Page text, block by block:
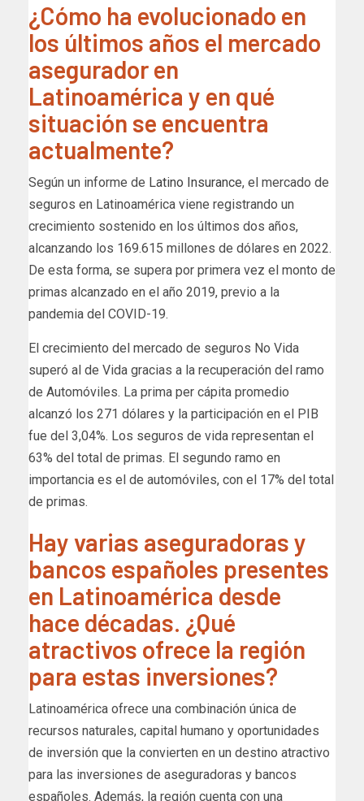
¿Cómo ha evolucionado en
los últimos años el mercado
asegurador en
Latinoamérica y en qué
situación se encuentra
actualmente?
Según un informe de Latino Insurance, el mercado de
seguros en Latinoamérica viene registrando un
crecimiento sostenido en los últimos dos años,
alcanzando los 169.615 millones de dólares en 2022.
De esta forma, se supera por primera vez el monto de
primas alcanzado en el año 2019, previo a la
pandemia del COVID-19.
El crecimiento del mercado de seguros No Vida
superó al de Vida gracias a la recuperación del ramo
de Automóviles. La prima per cápita promedio
alcanzó los 271 dólares y la participación en el PIB
fue del 3,04%. Los seguros de vida representan el
63% del total de primas. El segundo ramo en
importancia es el de automóviles, con el 17% del total
de primas.
Hay varias aseguradoras y
bancos españoles presentes
en Latinoamérica desde
hace décadas. ¿Qué
atractivos ofrece la región
para estas inversiones?
Latinoamérica ofrece una combinación única de
recursos naturales, capital humano y oportunidades
de inversión que la convierten en un destino atractivo
para las inversiones de aseguradoras y bancos
españoles. Además, la región cuenta con una